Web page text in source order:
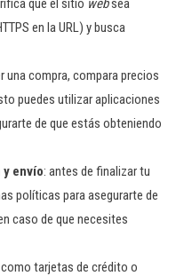
que el sitio websea
en la URL) y busca
una compra, compara precios
puedes utilizar aplicaciones
de que estás obteniendo
envío: antes de finalizar tu
políticas para asegurarte de
caso de que necesites
como tarjetas de crédito o